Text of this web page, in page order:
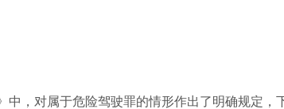
中，对属于危险驾驶罪的情形作出了明确规定，